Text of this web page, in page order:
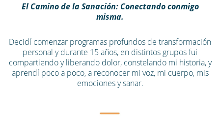
El Camino de la Sanación: Conectando conmigo
misma.
Decidí comenzar programas profundos de transformación
personal y durante 15 años, en distintos grupos fui
compartiendo y liberando dolor, constelando mi historia, y
aprendí poco a poco, a reconocer mi voz, mi cuerpo, mis
emociones y sanar.